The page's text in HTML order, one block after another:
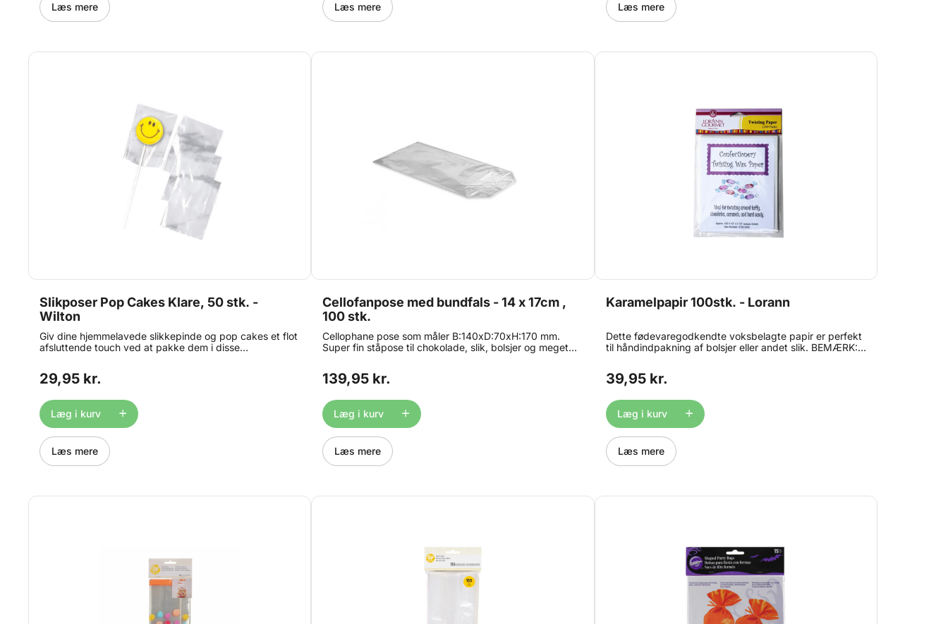
Læs mere Læs mere Læs mere
Slikposer Pop Cakes Klare, 50 stk. -
Wilton
Giv dine hjemmelavede slikkepinde og pop cakes et flot
afsluttende touch ved at pakke dem i disse
29,95 kr.
Læg i kurv
Læs mere
Cellofanpose med bundfals - 14 x 17cm ,
100 stk.
Cellophane pose som måler B:140xD:70xH:170 mm.
Super fin ståpose til chokolade, slik, bolsjer og meget
klistermærker medfølger ikke.
139,95 kr.
Læg i kurv
Læs mere
Karamelpapir 100stk. - Lorann
Dette fødevaregodkendte voksbelagte papir er perfekt
til håndindpakning af bolsjer eller andet slik. BEMÆRK:
sider af papiret er egnet til kontakt med slik.
39,95 kr.
Læg i kurv
Læs mere